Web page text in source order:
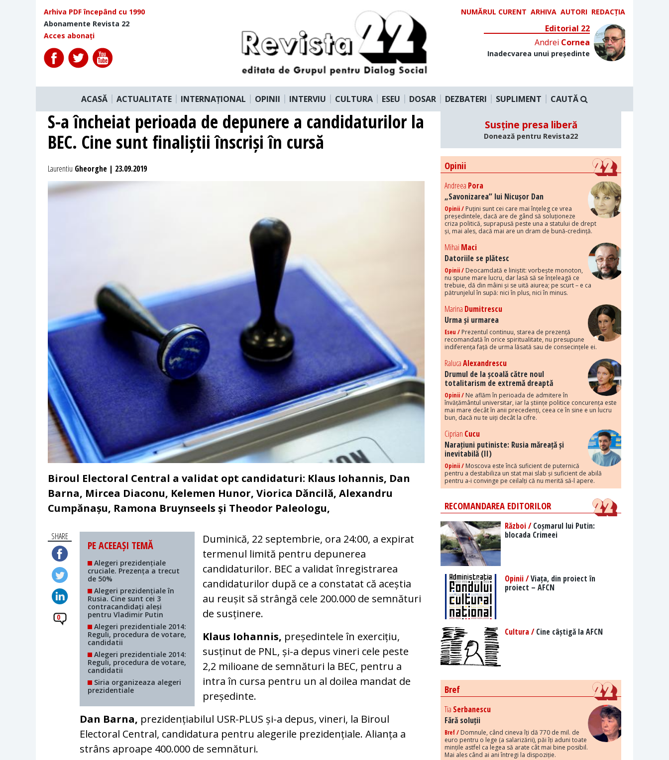
Arhiva PDF începând cu 1990
Abonamente Revista 22
Acces abonați
NUMĂRUL CURENT ARHIVA AUTORI REDACȚIA
Editorial 22
Andrei Cornea
Inadecvarea unui președinte
ACASĂ ACTUALITATE INTERNAȚIONAL OPINII INTERVIU CULTURA ESEU DOSAR DEZBATERI SUPLIMENT CAUTĂ
S-a încheiat perioada de depunere a candidaturilor la
BEC. Cine sunt finaliștii înscriși în cursă
Laurentiu Gheorghe | 23.09.2019
Biroul Electoral Central a validat opt candidaturi: Klaus Iohannis, Dan
Barna, Mircea Diaconu, Kelemen Hunor, Viorica Dăncilă, Alexandru
Cumpănașu, Ramona Bruynseels și Theodor Paleologu,
SHARE
0
PE ACEEAȘI TEMĂ
Alegeri prezidențiale
cruciale. Prezența a trecut
de 50%
Alegeri prezidențiale în
Rusia. Cine sunt cei 3
contracandidați aleși
pentru Vladimir Putin
Alegeri prezidentiale 2014:
Reguli, procedura de votare,
candidatii
Alegeri prezidentiale 2014:
Reguli, procedura de votare,
candidatii
Siria organizeaza alegeri
prezidentiale
Duminică, 22 septembrie, ora 24:00, a expirat
termenul limită pentru depunerea
candidaturilor. BEC a validat înregistrarea
candidaturilor după ce a constatat că aceștia
au reușit să strângă cele 200.000 de semnături
de susținere.
Klaus Iohannis, președintele în exercițiu,
susținut de PNL, și-a depus vineri cele peste
2,2 milioane de semnături la BEC, pentru a
intra în cursa pentru un al doilea mandat de
președinte.
Dan Barna, prezidențiabilul USR-PLUS și-a depus, vineri, la Biroul
Electoral Central, candidatura pentru alegerile prezidențiale. Alianța a
strâns aproape 400.000 de semnături.
Susține presa liberă
Donează pentru Revista22
Opinii
Andreea Pora
„Savonizarea” lui Nicușor Dan
Opinii / Puțini sunt cei care mai înțeleg ce vrea
președintele, dacă are de gând să soluționeze
criza politică, suprapusă peste una a statului de drept
și, mai ales, dacă mai are un dram de bună-credință.
Mihai Maci
Datoriile se plătesc
Opinii / Deocamdată e liniștit: vorbește monoton,
nu spune mare lucru, dar lasă să se înțeleagă ce
trebuie, dă din mâini și se uită aiurea; pe scurt – e ca
pătrunjelul în supă: nici în plus, nici în minus.
Marina Dumitrescu
Urma și urmarea
Eseu / Prezentul continuu, starea de prezență
recomandată în orice spiritualitate, nu presupune
indiferența față de urma lăsată sau de consecințele ei.
RalucaAlexandrescu
Drumul de la școală către noul
totalitarism de extremă dreaptă
Opinii / Ne aflăm în perioada de admitere în
învățământul universitar, iar la științe politice concurența este
mai mare decât în anii precedenți, ceea ce în sine e un lucru
bun, dacă nu te uiți decât la cifre.
Ciprian Cucu
Narațiuni putiniste: Rusia măreață și
inevitabilă (II)
Opinii / Moscova este încă suficient de puternică
pentru a destabiliza un stat mai slab și suficient de abilă
pentru a-i convinge pe ceilalți că nu merită să-l apere.
RECOMANDAREA EDITORILOR
Război /Coșmarul lui Putin:
blocada Crimeei
Opinii /Viața, din proiect în
proiect – AFCN
Cultura /Cine câștigă la AFCN
Bref
Tia Serbanescu
Fără soluții
Bref / Domnule, când cineva îți dă 770 de mil. de
euro pentru o lege (a salarizării), păi îți aduni toate
mințile astfel ca legea să arate cât mai bine posibil.
Mai ales când ai ani întregi la dispoziție.